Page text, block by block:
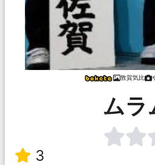
敦賀気比
ムラ
3